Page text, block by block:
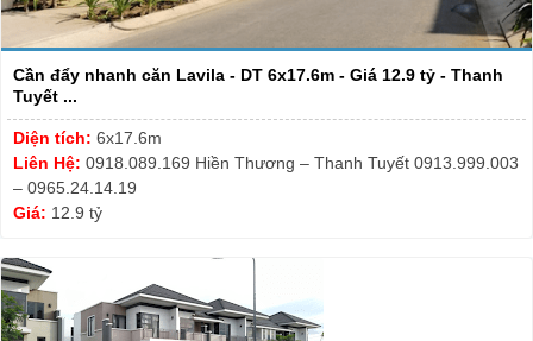
Cần đẩy nhanh căn Lavila - DT 6x17.6m - Giá 12.9 tỷ - Thanh
Tuyết ...
Diện tích: 6x17.6m
Liên Hệ: 0918.089.169 Hiền Thương – Thanh Tuyết 0913.999.003
– 0965.24.14.19
Giá: 12.9 tỷ